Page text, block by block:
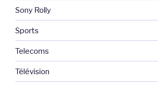
Sony Rolly
Sports
Telecoms
Télévision